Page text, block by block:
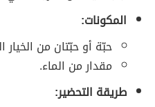
المكونات:
حبّة أو حبّتان من الخيار
مقدار من الماء.
طريقة التحضير: